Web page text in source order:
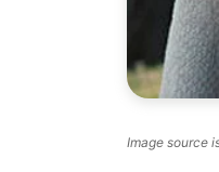
Image source